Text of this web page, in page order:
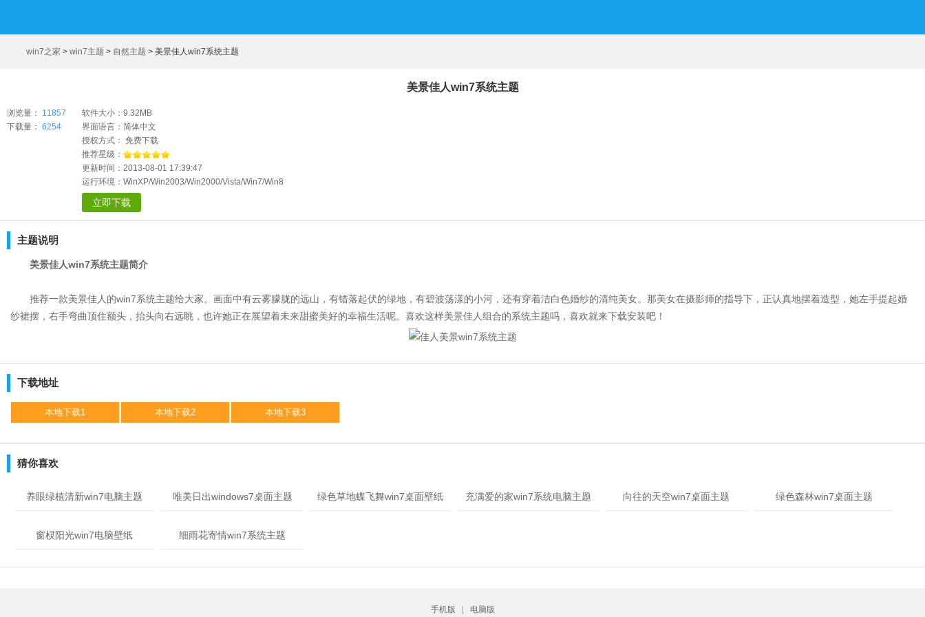
win7之家 > win7主题 > 自然主题 > 美景佳人win7系统主题
美景佳人win7系统主题
浏览量： 11857
下载量： 6254
软件大小：9.32MB
界面语言：简体中文
授权方式： 免费下载
推荐星级：
更新时间：2013-08-01 17:39:47
运行环境：WinXP/Win2003/Win2000/Vista/Win7/Win8
立即下载
主题说明
美景佳人win7系统主题简介
推荐一款美景佳人的win7系统主题给大家。画面中有云雾朦胧的远山，有错落起伏的绿地，有碧波荡漾的小河，还有穿着洁白色婚纱的清纯美女。那美女在摄影师的指导下，正认真地摆着造型，她左手提起婚
纱裙摆，右手弯曲顶住额头，抬头向右远眺，也许她正在展望着未来甜蜜美好的幸福生活呢。喜欢这样美景佳人组合的系统主题吗，喜欢就来下载安装吧！
下载地址
本地下载1 本地下载2 本地下载3
猜你喜欢
养眼绿植清新win7电脑主题 唯美日出windows7桌面主题 绿色草地蝶飞舞win7桌面壁纸 充满爱的家win7系统电脑主题 向往的天空win7桌面主题 绿色森林win7桌面主题
窗棂阳光win7电脑壁纸 细雨花寄情win7系统主题
手机版 | 电脑版